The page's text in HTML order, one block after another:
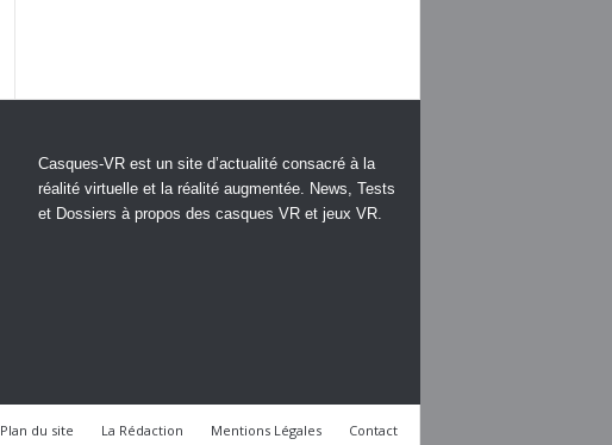
Casques-VR est un site d’actualité consacré à la
réalité virtuelle et la réalité augmentée. News, Tests
et Dossiers à propos des casques VR et jeux VR.
Plan du site La Rédaction Mentions Légales Contact